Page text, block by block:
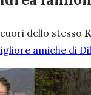
dello stesso
amiche di